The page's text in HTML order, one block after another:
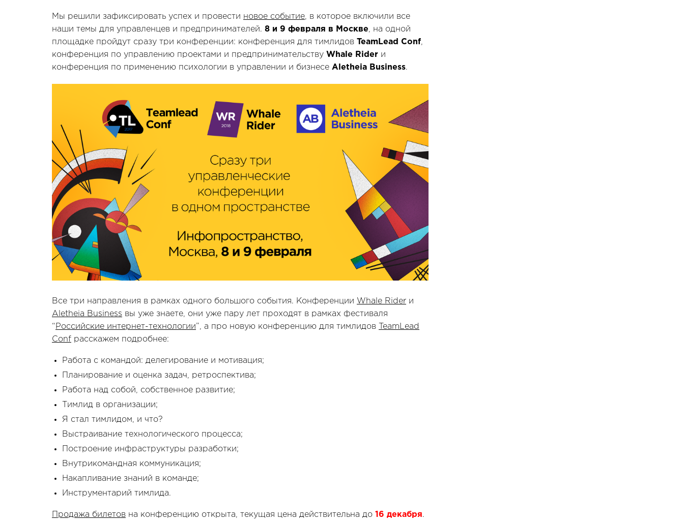
Мы решили зафиксировать успех и провести новое событие, в которое включили все
наши темы для управленцев и предпринимателей. 8 и 9 февраля в Москве, на одной
площадке пройдут сразу три конференции: конференция для тимлидов TeamLead Conf,
конференция по управлению проектами и предпринимательству Whale Rider и
конференция по применению психологии в управлении и бизнесе Aletheia Business.
Все три направления в рамках одного большого события. Конференции Whale Rider и
Aletheia Business вы уже знаете, они уже пару лет проходят в рамках фестиваля
“ Российские интернет-технологии”, а про новую конференцию для тимлидов
TeamLead
Conf расскажем подробнее:
Работа с командой: делегирование и мотивация;
Планирование и оценка задач, ретроспектива;
Работа над собой, собственное развитие;
Тимлид в организации;
Я стал тимлидом, и что?
Выстраивание технологического процесса;
Построение инфраструктуры разработки;
Внутрикомандная коммуникация;
Накапливание знаний в команде;
Инструментарий тимлида.
Продажа билетов на конференцию открыта, текущая цена действительна до 16 декабря.